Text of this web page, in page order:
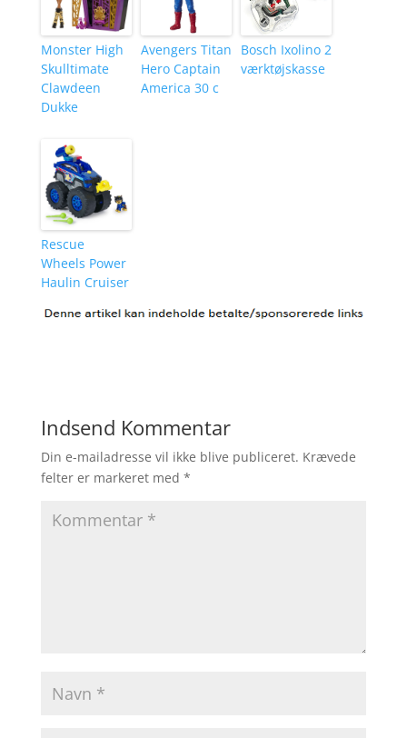
Monster High
Skulltimate
Clawdeen
Dukke
Avengers Titan
Hero Captain
America 30 c
Bosch Ixolino 2
værktøjskasse
Rescue
Wheels Power
Haulin Cruiser
Indsend Kommentar
Din e-mailadresse vil ikke blive publiceret. Krævede
felter er markeret med *